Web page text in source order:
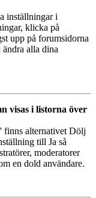
inställningar i
klicka på
upp på forumsidorna
alla dina
visas i listorna över
finns alternativet Dölj
till Ja så
moderatorer
en dold användare.